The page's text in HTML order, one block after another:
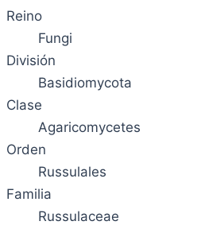
Reino
Fungi
División
Basidiomycota
Clase
Agaricomycetes
Orden
Russulales
Familia
Russulaceae